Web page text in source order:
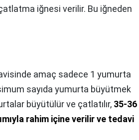
iğnesi verilir. Bu iğneden
amaç sadece 1 yumurta
sayıda yumurta büyütmek
büyütülür ve çatlatılır, 35-36
rahim içine verilir ve tedavi